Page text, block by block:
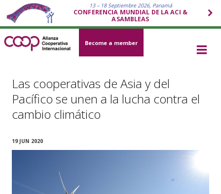
13 – 18 Septiembre 2026, Panamá
CONFERENCIA MUNDIAL DE LA ACI &
ASAMBLEAS
Become a member
Las cooperativas de Asia y del
Pacífico se unen a la lucha contra el
cambio climático
19 JUN 2020